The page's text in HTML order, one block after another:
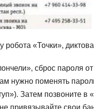
«Точки»,
сброс пароля
нужно поменять
Затем позвоните
привязывайте свои